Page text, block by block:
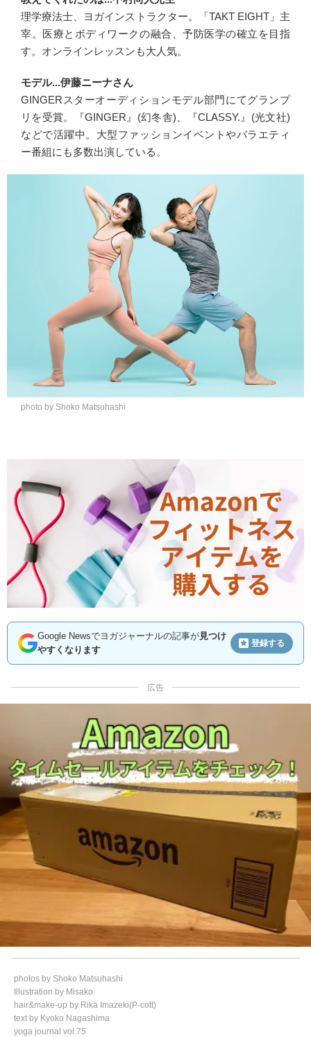
理学療法士、ヨガインストラクター。「TAKT EIGHT」主
宰。医療とボディワークの融合、予防医学の確立を目指
す。オンラインレッスンも大人気。
モデル...伊藤ニーナさん
GINGERスターオーディションモデル部門にてグランプ
リを受賞。『GINGER』(幻冬舎)、『CLASSY.』(光文社)
などで活躍中。大型ファッションイベントやバラエティ
ー番組にも多数出演している。
photo by Shoko Matsuhashi
Google Newsでヨガジャーナルの記事が見つけ
やすくなります
登録する
広告
photos by Shoko Matsuhashi
Illustration by Misako
hair&make-up by Rika Imazeki(P-cott)
text by Kyoko Nagashima
yoga journal vol.75